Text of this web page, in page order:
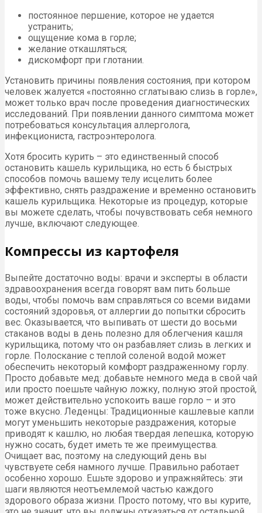
постоянное першение, которое не удается
устранить;
ощущение кома в горле;
желание откашляться;
дискомфорт при глотании.
Установить причины появления состояния, при котором
человек жалуется «постоянно сглатываю слизь в горле»,
может только врач после проведения диагностических
исследований. При появлении данного симптома может
потребоваться консультация аллерголога,
инфекциониста, гастроэнтеролога.
Хотя бросить курить – это единственный способ
остановить кашель курильщика, но есть 6 быстрых
способов помочь вашему телу исцелить более
эффективно, снять раздражение и временно остановить
кашель курильщика. Некоторые из процедур, которые
вы можете сделать, чтобы почувствовать себя немного
лучше, включают следующее.
Компрессы из картофеля
Выпейте достаточно воды: врачи и эксперты в области
здравоохранения всегда говорят вам пить больше
воды, чтобы помочь вам справляться со всеми видами
состояний здоровья, от аллергии до попытки сбросить
вес. Оказывается, что выпивать от шести до восьми
стаканов воды в день полезно для облегчения кашля
курильщика, потому что он разбавляет слизь в легких и
горле. Полоскание с теплой соленой водой может
обеспечить некоторый комфорт раздраженному горлу.
Просто добавьте мед: добавьте немного меда в свой чай
или просто поешьте чайную ложку, полную этой простой,
может действительно успокоить ваше горло – и это
тоже вкусно. Леденцы: Традиционные кашлевые капли
могут уменьшить некоторые раздражения, которые
приводят к кашлю, но любая твердая лепешка, которую
нужно сосать, будет иметь те же преимущества.
Очищает вас, поэтому на следующий день вы
чувствуете себя намного лучше. Правильно работает
особенно хорошо. Ешьте здорово и упражняйтесь: эти
шаги являются неотъемлемой частью каждого
здорового образа жизни. Просто потому, что вы курите,